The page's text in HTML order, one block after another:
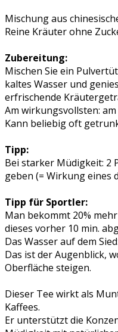
Mischung aus
Reine Kräuter ohne
Zubereitung:
Mischen Sie ein
kaltes Wasser und
erfrischende
Am wirkungsvollsten:
Kann beliebig oft
Tipp:
Bei starker Müdigkeit: 2
geben (= Wirkung eines
Tipp für Sportler:
Man bekommt 20%
dieses vorher 10 min.
Das Wasser auf dem
Das ist der Augenblick,
Oberfläche steigen.
Dieser Tee wirkt als
Kaffees.
Er unterstützt die